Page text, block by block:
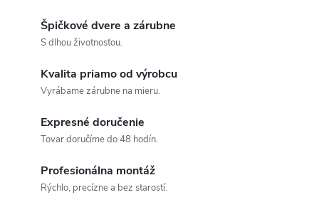
Špičkové dvere a zárubne
S dlhou životnosťou.
Kvalita priamo od výrobcu
Vyrábame zárubne na mieru.
Expresné doručenie
Tovar doručíme do 48 hodín.
Profesionálna montáž
Rýchlo, precízne a bez starostí.